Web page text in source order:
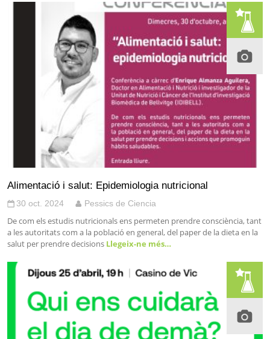
Alimentació i salut: Epidemiologia nutricional
30 oct. 2024 Pessics de Ciencia
De com els estudis nutricionals ens permeten prendre consciència, tant
a les autoritats com a la població en general, del paper de la dieta en la
salut per prendre decisions Llegeix-ne més…